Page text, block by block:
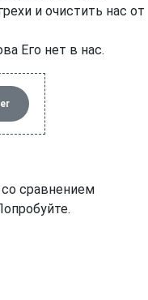
и очистить нас от
Его нет в нас.
сравнением